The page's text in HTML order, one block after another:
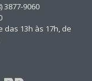
3877-9060
das 13h às 17h, de